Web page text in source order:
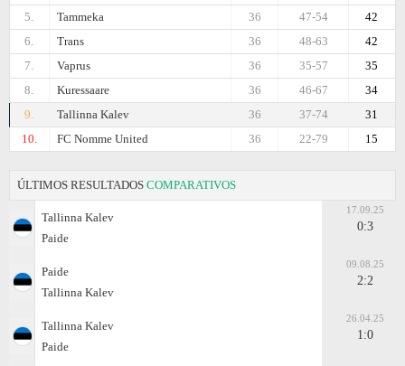
5.
Tammeka 42
47-54
36
6.
Trans 42
48-63
36
7.
Vaprus 35
35-57
36
8.
Kuressaare 34
46-67
36
9.
Tallinna Kalev 31
37-74
36
10.
FC Nomme United 15
22-79
36
ÚLTIMOS RESULTADOS COMPARATIVOS
Tallinna Kalev
Paide
17.09.25
0:3
Paide
Tallinna Kalev
09.08.25
2:2
Tallinna Kalev
Paide
26.04.25
1:0